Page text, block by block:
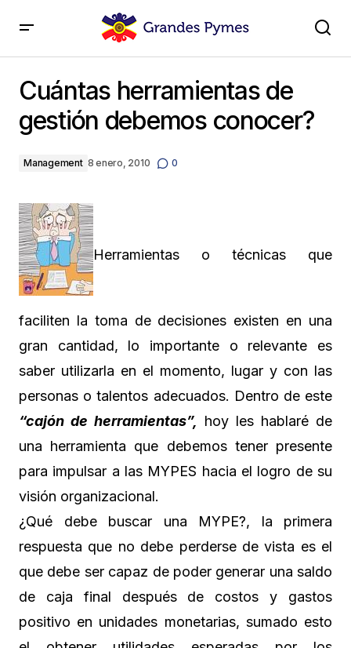
Cuántas herramientas de
gestión debemos conocer?
Management 8 enero, 2010 0
Herramientas o técnicas que
faciliten la toma de decisiones existen en una
gran cantidad, lo importante o relevante es
saber utilizarla en el momento, lugar y con las
personas o talentos adecuados. Dentro de este
“cajón de herramientas”,
hoy les hablaré de
una herramienta que debemos tener presente
para impulsar a las MYPES hacia el logro de su
visión organizacional.
¿Qué debe buscar una MYPE?, la primera
respuesta que no debe perderse de vista es el
que debe ser capaz de poder generar una saldo
de caja final después de costos y gastos
positivo en unidades monetarias, sumado esto